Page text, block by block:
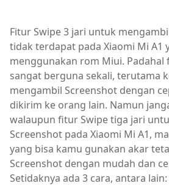
Fitur Swipe 3 jari untuk
tidak terdapat pada Xiaomi Mi A1
menggunakan rom Miui. Padahal
sangat berguna sekali, terutama
mengambil Screenshot dengan
dikirim ke orang lain. Namun
walaupun fitur Swipe tiga jari
Screenshot pada Xiaomi Mi A1,
yang bisa kamu gunakan akar
Screenshot dengan mudah dan
Setidaknya ada 3 cara, antara lain: